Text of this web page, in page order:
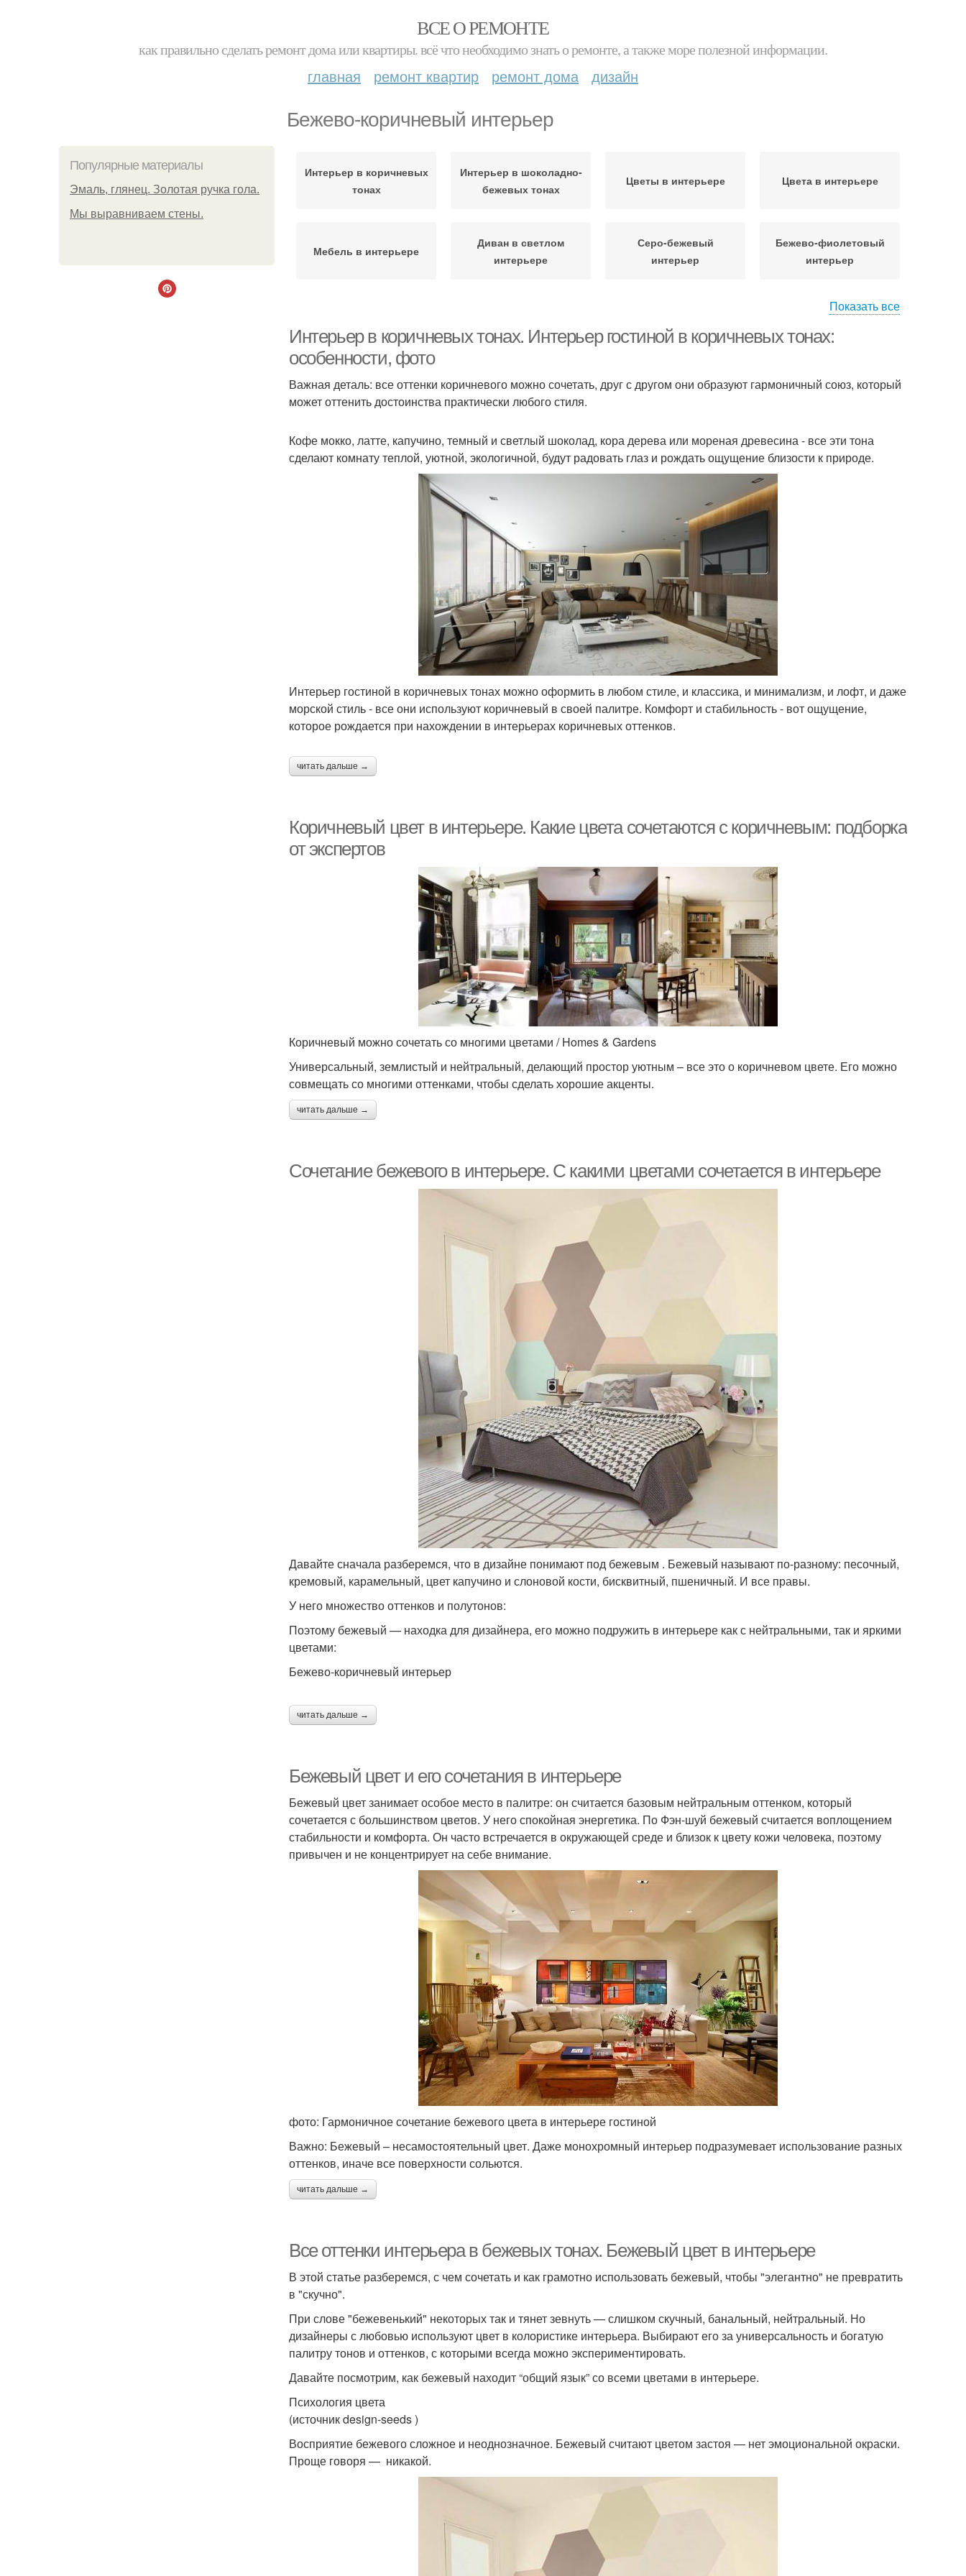
ВСЕ О РЕМОНТЕ
как правильно сделать ремонт дома или квартиры. всё что необходимо знать о ремонте, а также море полезной информации.
главная ремонт квартир ремонт дома дизайн
Бежево-коричневый интерьер
Популярные материалы
Эмаль, глянец. Золотая ручка гола.
Мы выравниваем стены.
Интерьер в коричневых
тонах
Интерьер в шоколадно-
бежевых тонах
Цветы в интерьере Цвета в интерьере
Мебель в интерьере
Диван в светлом
интерьере
Серо-бежевый
интерьер
Бежево-фиолетовый
интерьер
интерьер
цвете
Использования в
интерьере
Сочетания в интерьере Сочетание в интерьере
Интерьер в бежевых
Тона в интерьере
Бежево-желтый
Акценты для интерьера Цвета для интерьера Современный интерьер
Показать все
Интерьер в коричневых тонах. Интерьер гостиной в коричневых тонах:
особенности, фото
Важная деталь: все оттенки коричневого можно сочетать, друг с другом они образуют гармоничный союз, который
может оттенить достоинства практически любого стиля.
Кофе мокко, латте, капучино, темный и светлый шоколад, кора дерева или мореная древесина - все эти тона
сделают комнату теплой, уютной, экологичной, будут радовать глаз и рождать ощущение близости к природе.
Интерьер гостиной в коричневых тонах можно оформить в любом стиле, и классика, и минимализм, и лофт, и даже
морской стиль - все они используют коричневый в своей палитре. Комфорт и стабильность - вот ощущение,
которое рождается при нахождении в интерьерах коричневых оттенков.
читать дальше →
Коричневый цвет в интерьере. Какие цвета сочетаются с коричневым: подборка
от экспертов
Коричневый можно сочетать со многими цветами / Homes & Gardens
Универсальный, землистый и нейтральный, делающий простор уютным – все это о коричневом цвете. Его можно
совмещать со многими оттенками, чтобы сделать хорошие акценты.
читать дальше →
Сочетание бежевого в интерьере. С какими цветами сочетается в интерьере
Давайте сначала разберемся, что в дизайне понимают под бежевым . Бежевый называют по-разному: песочный,
кремовый, карамельный, цвет капучино и слоновой кости, бисквитный, пшеничный. И все правы.
У него множество оттенков и полутонов:
Поэтому бежевый — находка для дизайнера, его можно подружить в интерьере как с нейтральными, так и яркими
цветами:
Бежево-коричневый интерьер
читать дальше →
Бежевый цвет и его сочетания в интерьере
Бежевый цвет занимает особое место в палитре: он считается базовым нейтральным оттенком, который
сочетается с большинством цветов. У него спокойная энергетика. По Фэн-шуй бежевый считается воплощением
стабильности и комфорта. Он часто встречается в окружающей среде и близок к цвету кожи человека, поэтому
привычен и не концентрирует на себе внимание.
фото: Гармоничное сочетание бежевого цвета в интерьере гостиной
Важно: Бежевый – несамостоятельный цвет. Даже монохромный интерьер подразумевает использование разных
оттенков, иначе все поверхности сольются.
читать дальше →
Все оттенки интерьера в бежевых тонах. Бежевый цвет в интерьере
В этой статье разберемся, с чем сочетать и как грамотно использовать бежевый, чтобы "элегантно" не превратить
в "скучно".
При слове "бежевенький" некоторых так и тянет зевнуть — слишком скучный, банальный, нейтральный. Но
дизайнеры с любовью используют цвет в колористике интерьера. Выбирают его за универсальность и богатую
палитру тонов и оттенков, с которыми всегда можно экспериментировать.
Давайте посмотрим, как бежевый находит “общий язык” со всеми цветами в интерьере.
Психология цвета
(источник design-seeds )
Восприятие бежевого сложное и неоднозначное. Бежевый считают цветом застоя — нет эмоциональной окраски.
Проще говоря — никакой.